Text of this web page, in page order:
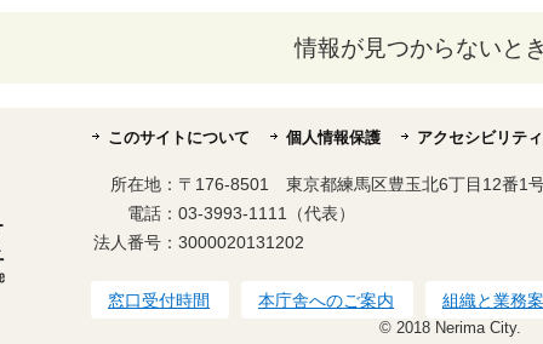
情報が見つからないと
このサイトについて 個人情報保護 アクセシビリテ
所在地： 〒176-8501 東京都練馬区豊玉北6丁目12番1
電話： 03-3993-1111（代表）
法人番号： 3000020131202
窓口受付時間 本庁舎へのご案内 組織と業務
© 2018 Nerima City.